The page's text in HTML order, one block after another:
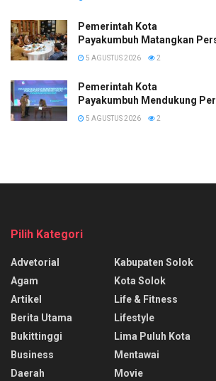
Pemerintah Kota
Payakumbuh Matangkan
5 AGUSTUS 2026 2
Pemerintah Kota
Payakumbuh Mendukung
5 AGUSTUS 2026 2
Pilih Kategori
Advetorial
Agam
Artikel
Berita Utama
Bukittinggi
Business
Daerah
Kabupaten Solok
Kota Solok
Life & Fitness
Lifestyle
Lima Puluh Kota
Mentawai
Movie